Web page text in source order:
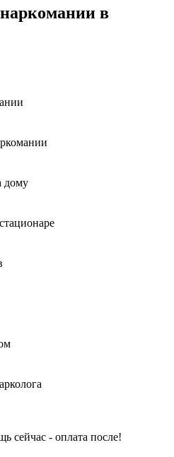
в
дому
сейчас - оплата после!